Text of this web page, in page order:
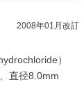
2008年01月改訂
）
直径8.0mm